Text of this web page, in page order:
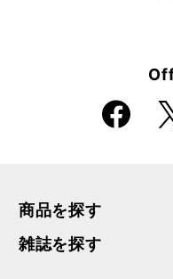
Faceboo
k
X
商品を探す
雑誌を探す